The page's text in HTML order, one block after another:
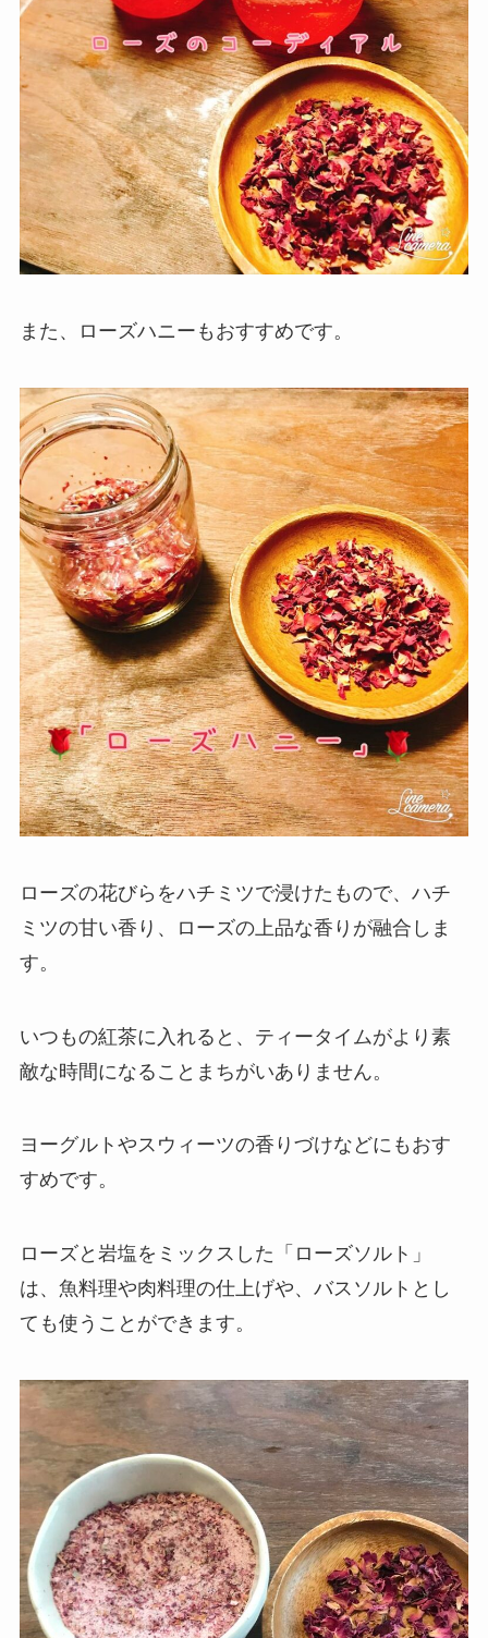
また、ローズハニーもおすすめです。
ローズの花びらをハチミツで浸けたもので、ハチ
ミツの甘い香り、ローズの上品な香りが融合しま
す。
いつもの紅茶に入れると、ティータイムがより素
敵な時間になることまちがいありません。
ヨーグルトやスウィーツの香りづけなどにもおす
すめです。
ローズと岩塩をミックスした「ローズソルト」
は、魚料理や肉料理の仕上げや、バスソルトとし
ても使うことができます。